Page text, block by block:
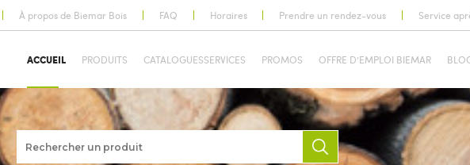
À propos de Biemar Bois FAQ Horaires Prendre un rendez-vous Service
ACCUEIL PRODUITS CATALOGUESSERVICES PROMOS OFFRE D’EMPLOI BIEMAR